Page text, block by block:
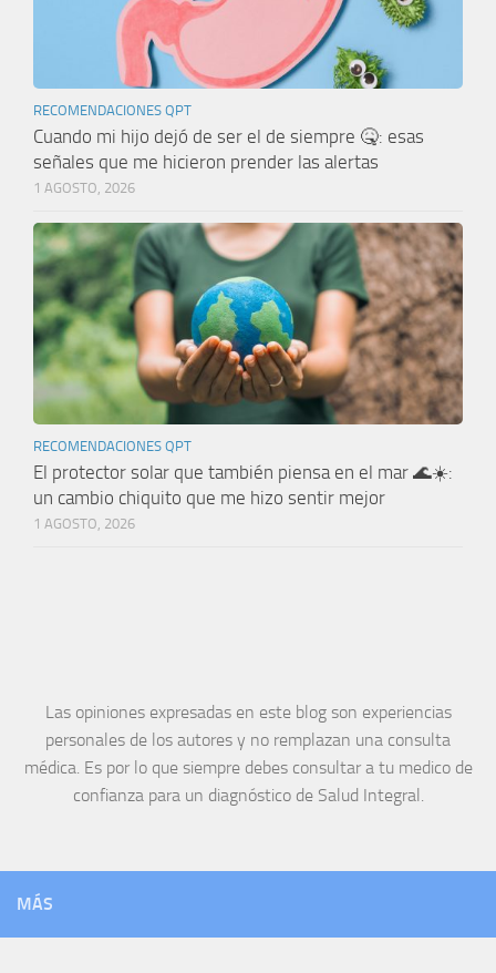
RECOMENDACIONES QPT
Cuando mi hijo dejó de ser el de siempre 🤒: esas
señales que me hicieron prender las alertas
1 AGOSTO, 2026
RECOMENDACIONES QPT
El protector solar que también piensa en el mar 🌊☀️:
un cambio chiquito que me hizo sentir mejor
1 AGOSTO, 2026
Las opiniones expresadas en este blog son experiencias
personales de los autores y no remplazan una consulta
médica. Es por lo que siempre debes consultar a tu medico de
confianza para un diagnóstico de Salud Integral.
MÁS